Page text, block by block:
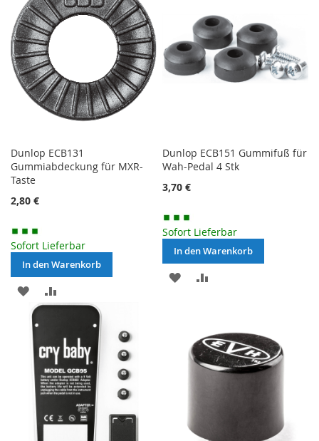
Dunlop ECB131
Gummiabdeckung für MXR-
Taste
2,80 €
Sofort Lieferbar
In den Warenkorb
MERKEN
VERGLEICHSLISTE
HINZUFÜGEN
Dunlop ECB151 Gummifuß für
Wah-Pedal 4 Stk
3,70 €
Sofort Lieferbar
In den Warenkorb
MERKEN